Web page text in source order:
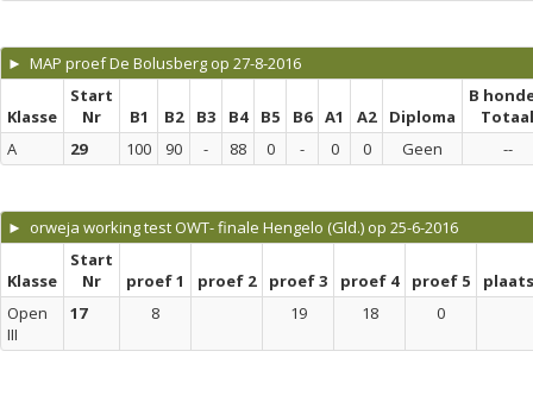
► MAP proef De Bolusberg op 27-8-2016
Klasse
Start
Nr
B1 B2 B3 B4 B5 B6 A1 A2 Diploma
B
Totaal
A
29 100 90 - 88 0 - 0 0 Geen --
► orweja working test OWT- finale Hengelo (Gld.) op 25-6-2016
Klasse
Start
Nr
proef 1 proef 2 proef 3 proef 4 proef 5
Open
III
17 8 19 18 0